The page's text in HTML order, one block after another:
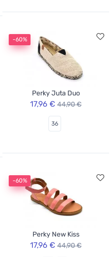
-60%
Perky Juta Duo
17,96 € 44,90 €
36
-60%
Perky New Kiss
17,96 € 44,90 €